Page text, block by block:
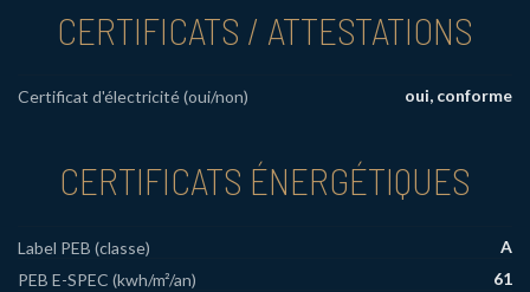
CERTIFICATS / ATTESTATIONS
Certificat d'électricité (oui/non) oui, conforme
CERTIFICATS ÉNERGÉTIQUES
Label PEB (classe)
A
PEB E-SPEC (kwh/m²/an)
61